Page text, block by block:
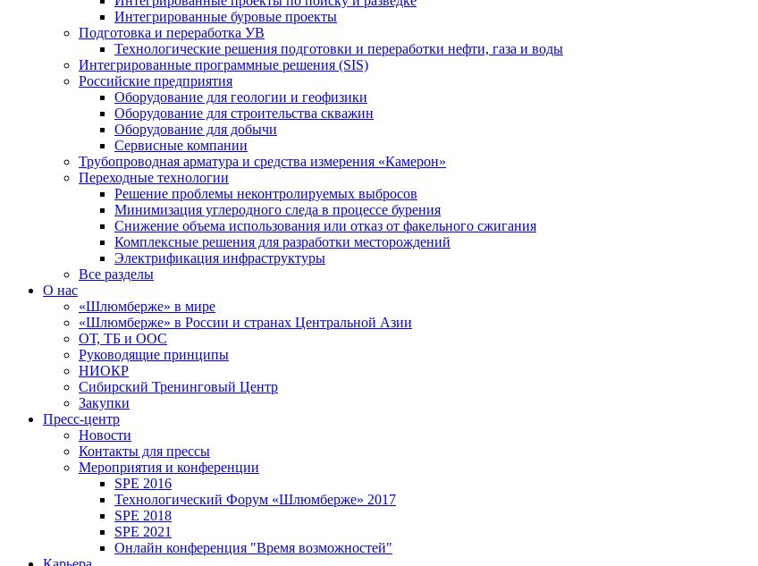
Интегрированные буровые проекты
Подготовка и переработка УВ
Технологические решения подготовки и переработки нефти, газа и воды
Интегрированные программные решения (SIS)
Российские предприятия
Оборудование для геологии и геофизики
Оборудование для строительства скважин
Оборудование для добычи
Сервисные компании
Трубопроводная арматура и средства измерения «Камерон»
Переходные технологии
Решение проблемы неконтролируемых выбросов
Минимизация углеродного следа в процессе бурения
Снижение объема использования или отказ от факельного сжигания
Комплексные решения для разработки месторождений
Электрификация инфраструктуры
Все разделы
О нас
«Шлюмберже» в мире
«Шлюмберже» в России и странах Центральной Азии
ОТ, ТБ и ООС
Руководящие принципы
НИОКР
Сибирский Тренинговый Центр
Закупки
Пресс-центр
Новости
Контакты для прессы
Мероприятия и конференции
SPE 2016
Технологический Форум «Шлюмберже» 2017
SPE 2018
SPE 2021
Онлайн конференция "Время возможностей"